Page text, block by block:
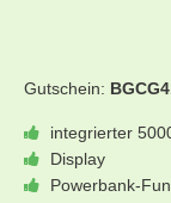
Gutschein:
integrierter
Display
Powerbank-